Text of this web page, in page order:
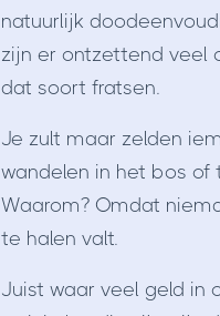
natuurlijk
zijn er ontzettend veel
dat soort fratsen.
Je zult maar zelden
wandelen in het bos of
Waarom? Omdat
te halen valt.
Juist waar veel geld in